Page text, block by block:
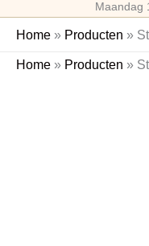
Maandag
Home » Producten »
Home » Producten »
Sticker